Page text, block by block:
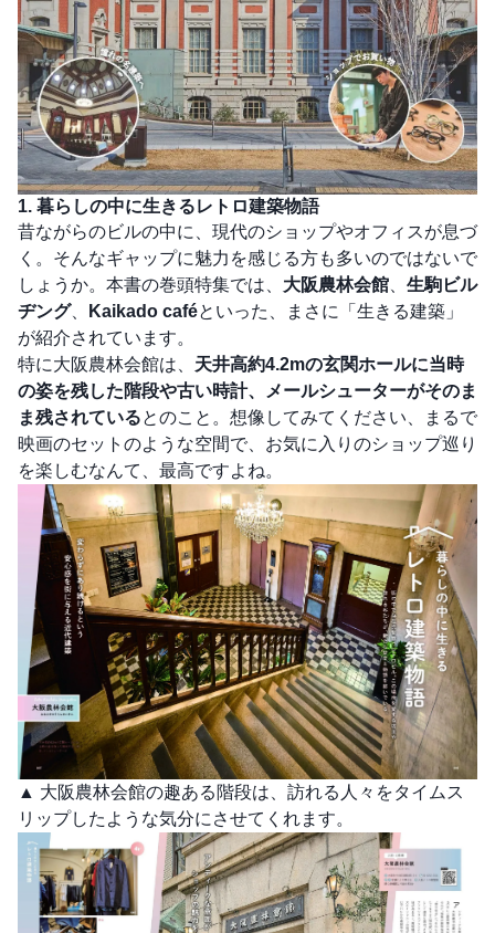
1. 暮らしの中に生きるレトロ建築物語
昔ながらのビルの中に、現代のショップやオフィスが息づ
く。そんなギャップに魅力を感じる方も多いのではないで
しょうか。本書の巻頭特集では、 大阪農林会館
生駒ビル
ヂング、 Kaikado caféといった、まさに「生きる建築」
が紹介されています。
特に大阪農林会館は、 天井高約4.2mの玄関ホールに当時
の姿を残した階段や古い時計、メールシューターがそのま
ま残されているとのこと。想像してみてください、まるで
映画のセットのような空間で、お気に入りのショップ巡り
を楽しむなんて、最高ですよね。
▲ 大阪農林会館の趣ある階段は、訪れる人々をタイムス
リップしたような気分にさせてくれます。